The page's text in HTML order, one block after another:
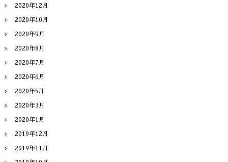
2020年12月
2020年10月
2020年9月
2020年8月
2020年7月
2020年6月
2020年5月
2020年3月
2020年1月
2019年12月
2019年11月